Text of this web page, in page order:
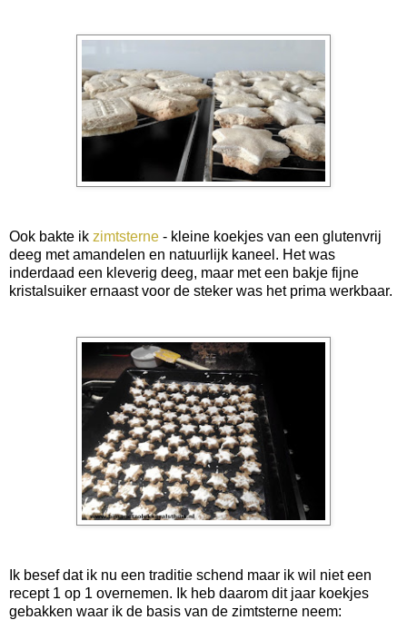
Ook bakte ik zimtsterne - kleine koekjes van een glutenvrij
deeg met amandelen en natuurlijk kaneel. Het was
inderdaad een kleverig deeg, maar met een bakje fijne
kristalsuiker ernaast voor de steker was het prima werkbaar.
Ik besef dat ik nu een traditie schend maar ik wil niet een
recept 1 op 1 overnemen. Ik heb daarom dit jaar koekjes
gebakken waar ik de basis van de zimtsterne neem: